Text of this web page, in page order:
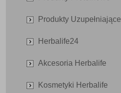
Produkty Uzupełniające
Herbalife24
Akcesoria Herbalife
Kosmetyki Herbalife